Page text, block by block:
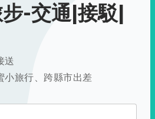
-交通|接駁|
送
小旅行、跨縣市出差